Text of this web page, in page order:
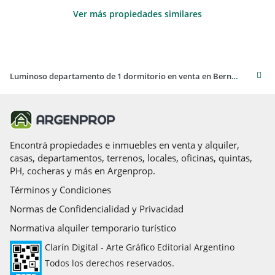
Ver más propiedades similares
Luminoso departamento de 1 dormitorio en venta en Bernal, Quilmes
Encontrá propiedades e inmuebles en venta y alquiler,
casas, departamentos, terrenos, locales, oficinas, quintas,
PH, cocheras y más en Argenprop.
Términos y Condiciones
Normas de Confidencialidad y Privacidad
Normativa alquiler temporario turístico
Clarín Digital - Arte Gráfico Editorial Argentino
Todos los derechos reservados.